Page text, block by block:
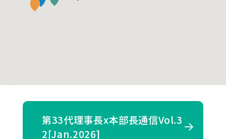
第33代理事長x本部長通信Vol.3
2[Jan.2026]